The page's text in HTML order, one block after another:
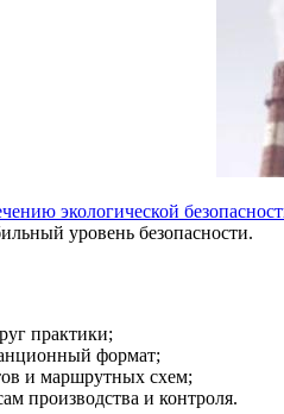
экологической
уровень безопасности.
практики;
формат;
и маршрутных схем;
производства и контроля.